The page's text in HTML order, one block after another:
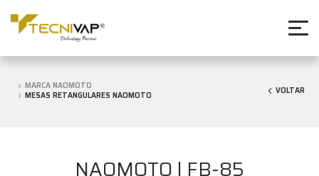
MARCA NAOMOTO
MESAS RETANGULARES NAOMOTO
VOLTAR
NAOMOTO | FB-85